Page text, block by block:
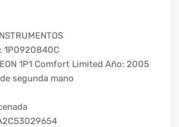
: 1P0920840C
1P1 Comfort Limited Año: 2005
segunda mano